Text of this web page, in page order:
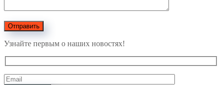
Отправить
Узнайте первым о наших новостях!